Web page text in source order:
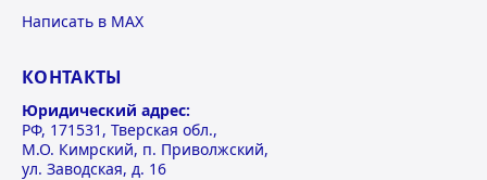
Написать в MAX
КОНТАКТЫ
Юридический адрес:
РФ, 171531, Тверская обл.,
М.О. Кимрский, п. Приволжский,
ул. Заводская, д. 16